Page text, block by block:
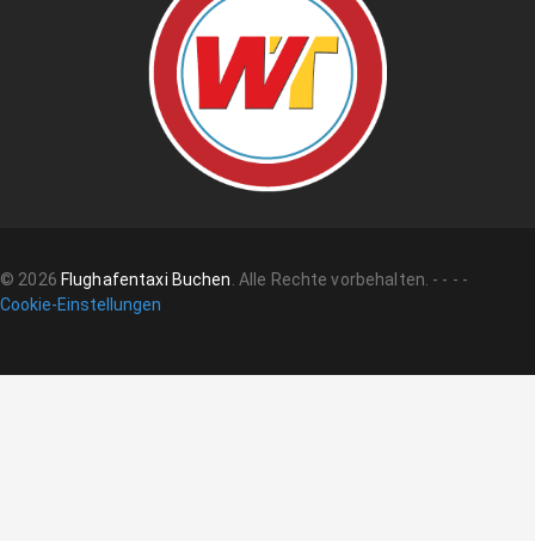
© 2026 Flughafentaxi Buchen. Alle Rechte vorbehalten. - - - -
Cookie-Einstellungen